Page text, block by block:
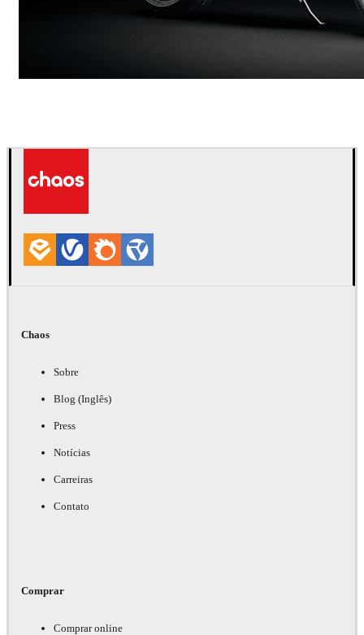
Chaos
Sobre
Blog (Inglês)
Press
Notícias
Carreiras
Contato
Comprar
Comprar online